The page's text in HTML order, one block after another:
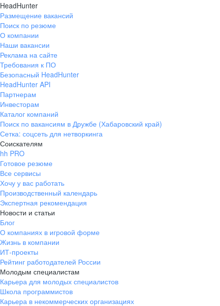
HeadHunter
Размещение вакансий
Поиск по резюме
О компании
Наши вакансии
Реклама на сайте
Требования к ПО
Безопасный HeadHunter
HeadHunter API
Партнерам
Инвесторам
Каталог компаний
Поиск по вакансиям в Дружбе (Хабаровский край)
Сетка: соцсеть для нетворкинга
Соискателям
hh PRO
Готовое резюме
Все сервисы
Хочу у вас работать
Производственный календарь
Экспертная рекомендация
Новости и статьи
Блог
О компаниях в игровой форме
Жизнь в компании
ИТ-проекты
Рейтинг работодателей России
Молодым специалистам
Карьера для молодых специалистов
Школа программистов
Карьера в некоммерческих организациях